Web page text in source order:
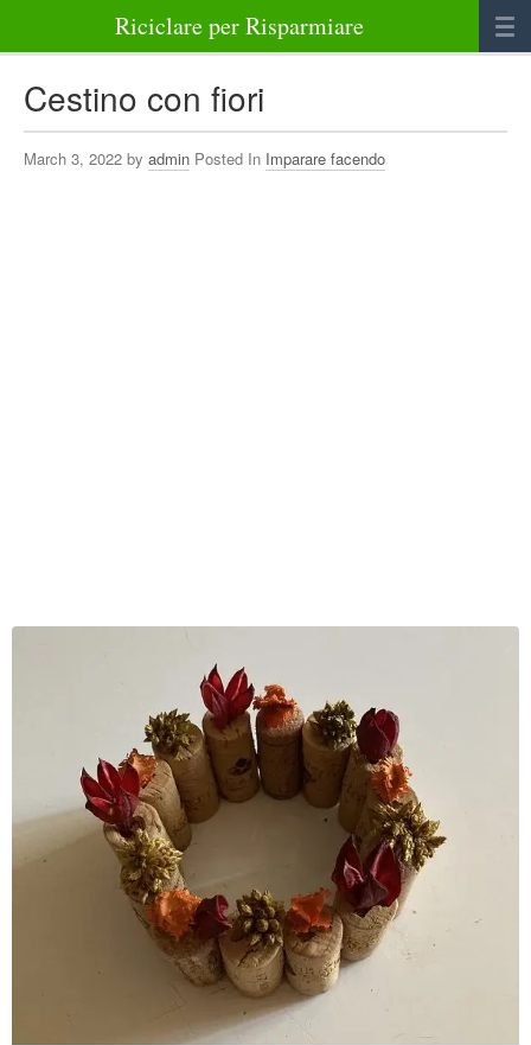
Riciclare per Risparmiare
Bellezza Benessere e Salute
Cestino con fiori
March 3, 2022 by admin Posted In Imparare facendo